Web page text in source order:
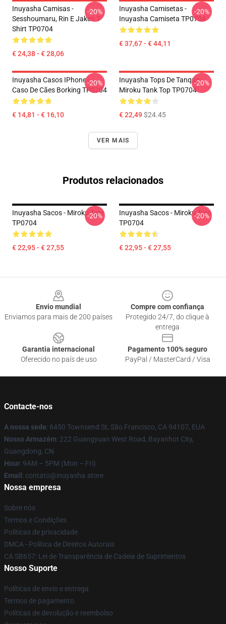
Inuyasha Camisas -
Sesshoumaru, Rin E Jaken T-
Shirt TP0704
€ 24,38 - € 28,06
-20%
Inuyasha Camisetas -
Inuyasha Camiseta TP0704
€ 37,67 - € 44,11
-20%
Inuyasha Casos IPhone -
Caso De Cães Borking TP0704
€ 14,81 - € 16,10
-20%
Inuyasha Tops De Tanque -
Miroku Tank Top TP0704
€ 22,49$24.45
-20%
VER MAIS
Produtos relacionados
Inuyasha Sacos - Miroku Tote
TP0704
€ 22,95 - € 27,55
-20%
Inuyasha Sacos - Miroku Tote
TP0704
€ 22,95 - € 27,55
-20%
Envio mundial
Enviamos para mais de 200 países
Compre com confiança
Protegido 24/7, do clique à
entrega
Garantia internacional
Oferecido no país de uso
Pagamento 100% seguro
PayPal / MasterCard / Visa
Contacte-nos
A nossa sede: 6450 Townsend St, São Francisco, CA 94107, EUA
Nosso Armazém: 222 Guangyuan West Road, Bayanhot City,
Guangdong, CN
Hour: 9AM – 5PM (Mon – Fri)
Email : contato@inuyasha.store
Nossa empresa
Sobre nós
Termos e Condições
Políticas de privacidade
DMCA - Política de Direitos Autorais
CA SB657: Lei de Transparência de Cadeia de Suprimentos
Nosso Suporte
Políticas de envio e entrega
Termos de pagamento
Políticas de devolução e reembolso